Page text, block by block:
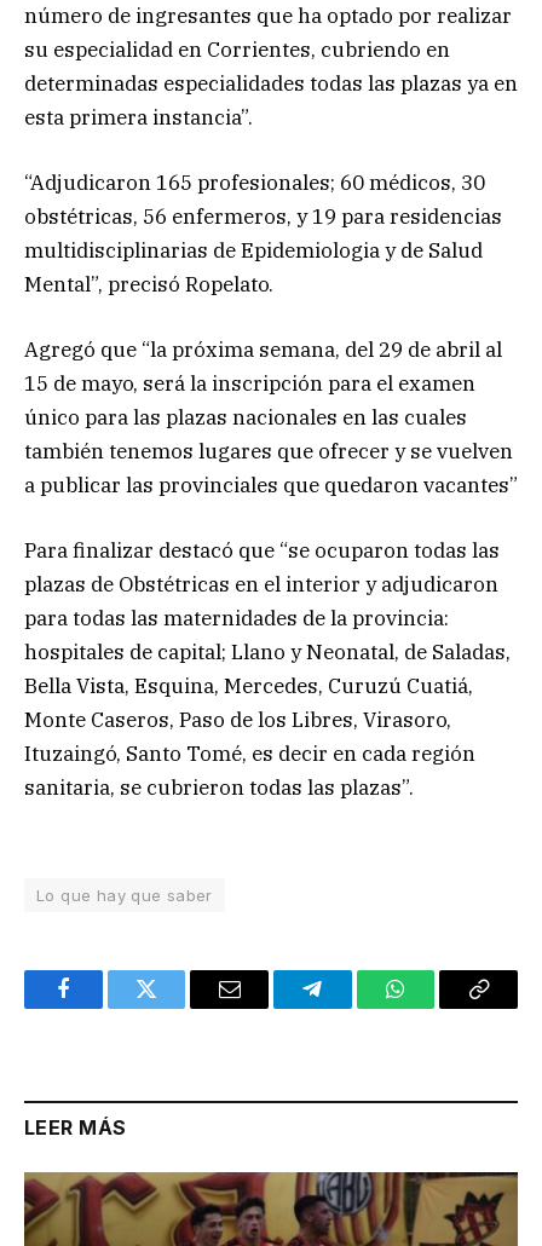
número de ingresantes que ha optado por realizar
su especialidad en Corrientes, cubriendo en
determinadas especialidades todas las plazas ya en
esta primera instancia”.
“Adjudicaron 165 profesionales; 60 médicos, 30
obstétricas, 56 enfermeros, y 19 para residencias
multidisciplinarias de Epidemiologia y de Salud
Mental”, precisó Ropelato.
Agregó que “la próxima semana, del 29 de abril al
15 de mayo, será la inscripción para el examen
único para las plazas nacionales en las cuales
también tenemos lugares que ofrecer y se vuelven
a publicar las provinciales que quedaron vacantes”
Para finalizar destacó que “se ocuparon todas las
plazas de Obstétricas en el interior y adjudicaron
para todas las maternidades de la provincia:
hospitales de capital; Llano y Neonatal, de Saladas,
Bella Vista, Esquina, Mercedes, Curuzú Cuatiá,
Monte Caseros, Paso de los Libres, Virasoro,
Ituzaingó, Santo Tomé, es decir en cada región
sanitaria, se cubrieron todas las plazas”.
Lo que hay que saber
FacebookTwitter Email TelegramWhatsAppCopy
LEER MÁS